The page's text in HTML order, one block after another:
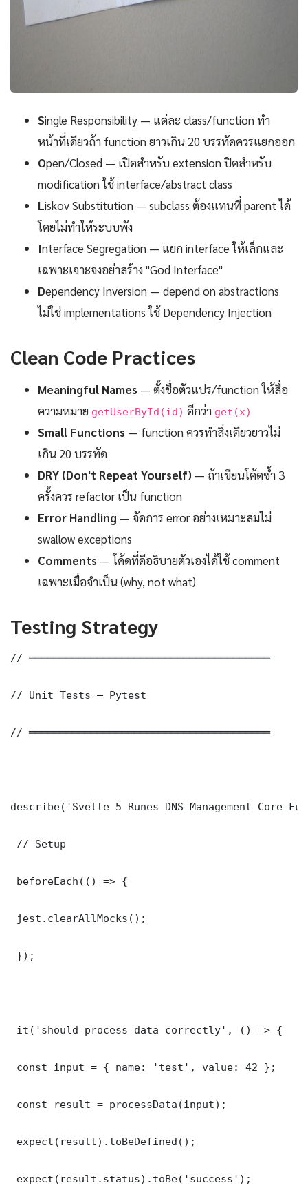
Single Responsibility — แต่ละ class/function ทำ
หน้าที่เดียวถ้า function ยาวเกิน 20 บรรทัดควรแยกออก
Open/Closed — เปิดสำหรับ extension ปิดสำหรับ
modification ใช้ interface/abstract class
Liskov Substitution — subclass ต้องแทนที่ parent ได้
โดยไม่ทำให้ระบบพัง
Interface Segregation — แยก interface ให้เล็กและ
เฉพาะเจาะจงอย่าสร้าง "God Interface"
Dependency Inversion — depend on abstractions
ไม่ใช่ implementations ใช้ Dependency Injection
Clean Code Practices
Meaningful Names — ตั้งชื่อตัวแปร/function ให้สื่อ
ความหมาย getUserById(id) ดีกว่า get(x)
Small Functions — function ควรทำสิ่งเดียวยาวไม่
เกิน 20 บรรทัด
DRY (Don't Repeat Yourself) — ถ้าเขียนโค้ดซ้ำ 3
ครั้งควร refactor เป็น function
Error Handling — จัดการ error อย่างเหมาะสมไม่
swallow exceptions
Comments — โค้ดที่ดีอธิบายตัวเองได้ใช้ comment
เฉพาะเมื่อจำเป็น (why, not what)
Testing Strategy
// ═══════════════════════════════════════
// Unit Tests — Pytest
// ═══════════════════════════════════════
describe('Svelte 5 Runes DNS Management Core
// Setup
beforeEach(() => {
jest.clearAllMocks();
});
it('should process data correctly', () => {
const input = { name: 'test', value: 42 };
const result = processData(input);
expect(result).toBeDefined();
expect(result.status).toBe('success');